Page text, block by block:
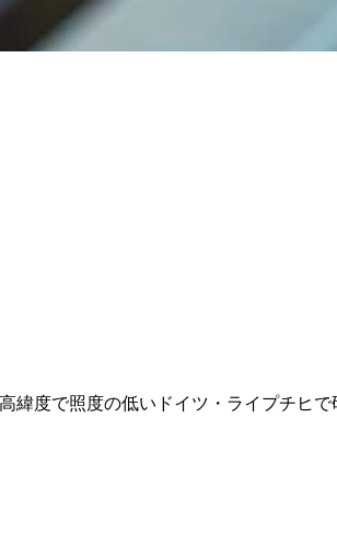
度で照度の低いドイツ・ライプチヒ